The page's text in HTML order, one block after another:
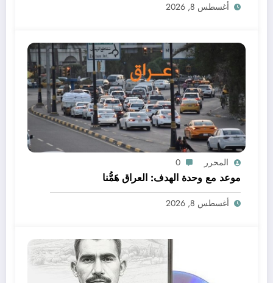
أغسطس 8, 2026
المحرر 0
موعد مع وحدة الهدف: العراق هَمُّنا
أغسطس 8, 2026